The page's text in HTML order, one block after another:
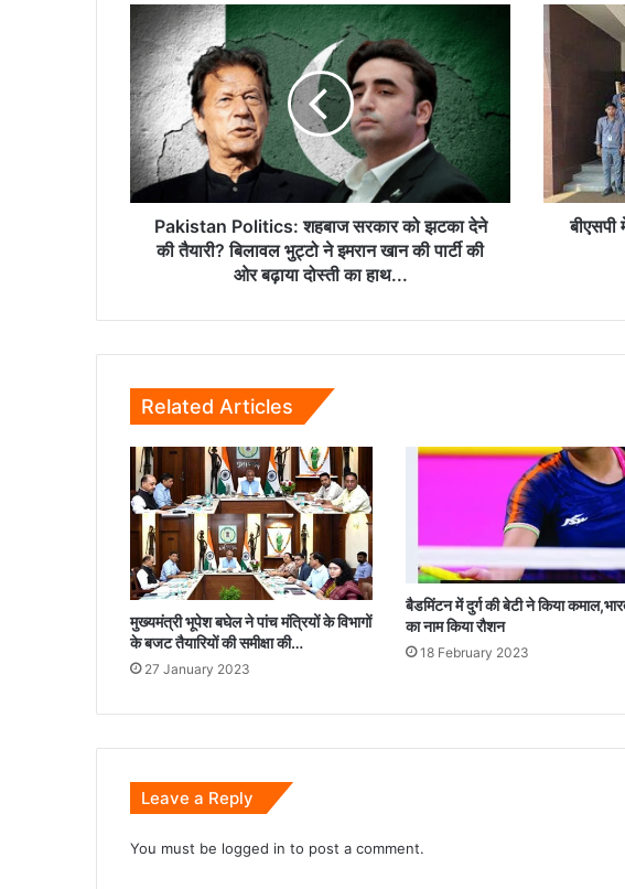
Pakistan
Politics:
शहबाज
सरकार
को
झटका
देने
की
तैयारी?
बिलावल
भुट्टो
खान
की
ओर
दोस्ती
का
हाथ...
Pakistan Politics: शहबाज सरकार को झटका देने
की तैयारी? बिलावल भुट्टो ने इमरान खान की पार्टी की
ओर बढ़ाया दोस्ती का हाथ...
बीएसपी
में
आईटीआई
बेरला
के
हेतु
औद्योगिक
प्रशिक्षण
कार्यक्रम
Related Articles
मुख्यमंत्री भूपेश बघेल ने पांच मंत्रियों के विभागों
के बजट तैयारियों की समीक्षा की…
27 January 2023
बैडमिंटन में दुर्ग की बेटी ने किया
का नाम किया रौशन
18 February 2023
Leave a Reply
You must be logged in to post a comment.